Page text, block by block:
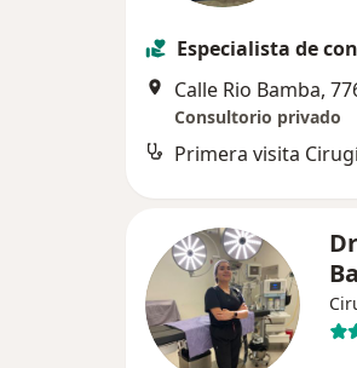
Especialista de
Consultorio privado
Primera visita